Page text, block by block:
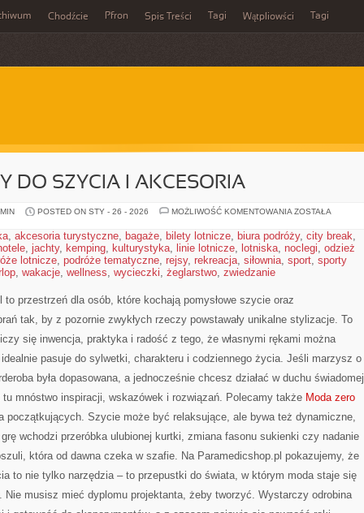
Chodźcie Pfron Spis Treści Tagi Wątpliowści Tagi
DO SZYCIA I AKCESORIA
POSTED ON STY - 26 - 2026 MOŻLIWOŚĆ KOMENTOWANIA MASZYNY
I
AKCESORIA
ZOSTAŁA
, akcesoria turystyczne, bagaże, bilety lotnicze, biura podróży, city break,
, jachty, kemping, kulturystyka, linie lotnicze, lotniska, noclegi, odzież
lotnicze, podróże tematyczne, rejsy, rekreacja, siłownia, sport, sporty
, wakacje, wellness, wycieczki, żeglarstwo, zwiedzanie
to przestrzeń dla osób, które kochają pomysłowe szycie oraz
tak, by z pozornie zwykłych rzeczy powstawały unikalne stylizacje. To
się inwencja, praktyka i radość z tego, że własnymi rękami można
pasuje do sylwetki, charakteru i codziennego życia. Jeśli marzysz o
była dopasowana, a jednocześnie chcesz działać w duchu świadomej
tu mnóstwo inspiracji, wskazówek i rozwiązań. Polecamy także Moda zero
początkujących. Szycie może być relaksujące, ale bywa też dynamiczne,
wchodzi przeróbka ulubionej kurtki, zmiana fasonu sukienki czy nadanie
która od dawna czeka w szafie. Na Paramedicshop.pl pokazujemy, że
to nie tylko narzędzia – to przepustki do świata, w którym moda staje się
Nie musisz mieć dyplomu projektanta, żeby tworzyć. Wystarczy odrobina